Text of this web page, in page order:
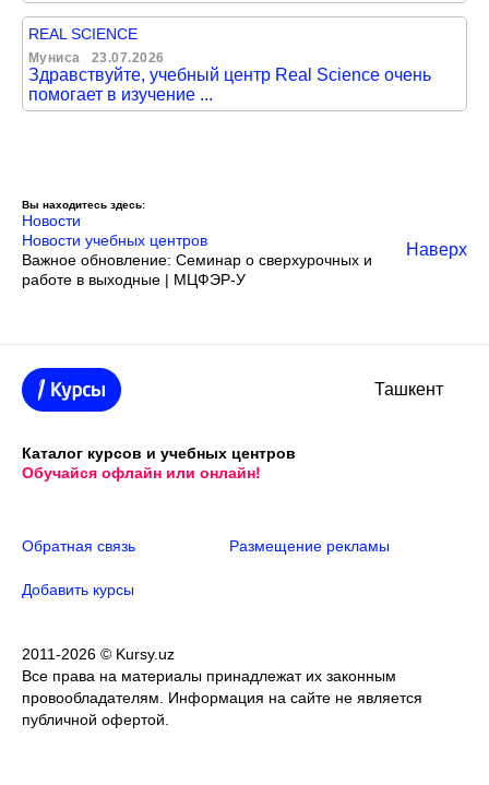
REAL SCIENCE
Муниса 23.07.2026
Здравствуйте, учебный центр Real Science очень
помогает в изучение ...
Вы находитесь здесь:
Новости
Новости учебных центров
Важное обновление: Семинар о сверхурочных и
работе в выходные | МЦФЭР-У
Наверх
Ташкент
Каталог курсов и учебных центров
Обучайся офлайн или онлайн!
Обратная связь Размещение рекламы
Добавить курсы
2011-2026 © Kursy.uz
Все права на материалы принадлежат их законным
провообладателям. Информация на сайте не является
публичной офертой.